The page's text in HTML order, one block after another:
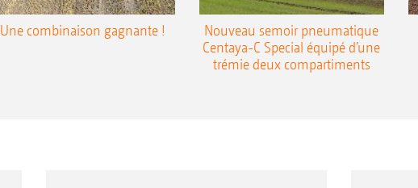
Une combinaison gagnante !
Nouveau semoir pneumatique
Centaya-C Special équipé d’une
trémie deux compartiments